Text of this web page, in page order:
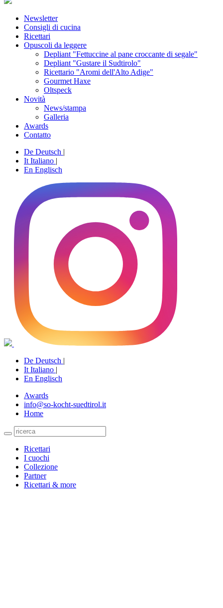
Newsletter
Consigli di cucina
Ricettari
Opuscoli da leggere
Depliant "Fettuccine al pane croccante di segale"
Depliant "Gustare il Sudtirolo"
Ricettario "Aromi dell'Alto Adige"
Gourmet Haxe
Oltspeck
Novità
News/stampa
Galleria
Awards
Contatto
De Deutsch |
It Italiano |
En Englisch
De Deutsch |
It Italiano |
En Englisch
Awards
info@so-kocht-suedtirol.it
Home
Ricettari
I cuochi
Collezione
Partner
Ricettari & more